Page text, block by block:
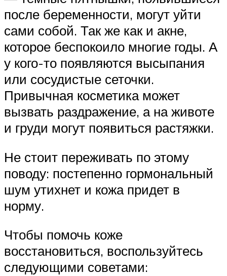
после беременности, могут уйти
сами собой. Так же как и акне,
которое беспокоило многие годы. А
у кого-то появляются высыпания
или сосудистые сеточки.
Привычная косметика может
вызвать раздражение, а на животе
и груди могут появиться растяжки.
Не стоит переживать по этому
поводу: постепенно гормональный
шум утихнет и кожа придет в
норму.
Чтобы помочь коже
восстановиться, воспользуйтесь
следующими советами: